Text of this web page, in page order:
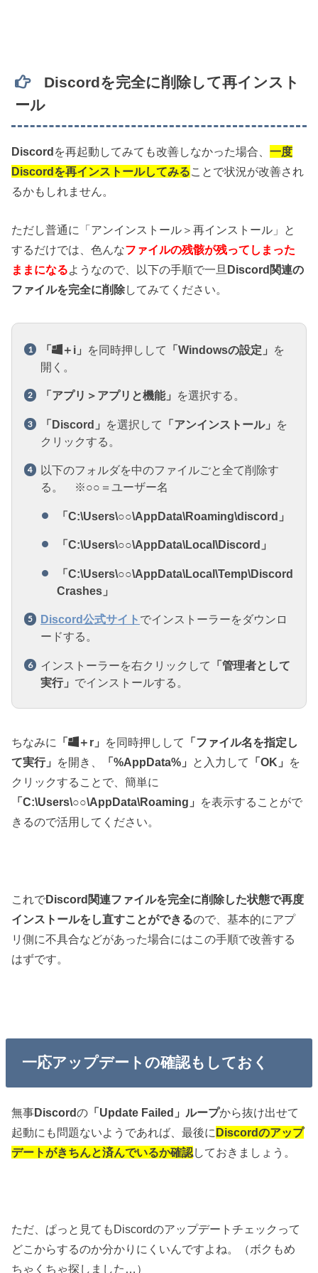
Discordを完全に削除して再インスト
ール
Discordを再起動してみても改善しなかった場合、一度
Discordを再インストールしてみることで状況が改善され
るかもしれません。
ただし普通に「アンインストール＞再インストール」と
するだけでは、色んなファイルの残骸が残ってしまった
ままになるようなので、以下の手順で一旦 Discord関連の
ファイルを完全に削除してみてください。
「 ＋i」 を同時押しして 「Windowsの設定」
を
開く。
「アプリ＞アプリと機能」 を選択する。
「Discord」 を選択して 「アンインストール」
を
クリックする。
以下のフォルダを中のファイルごと全て削除す
る。 ※○○＝ユーザー名
「C:\Users\○○\AppData\Roaming\discord」
「C:\Users\○○\AppData\Local\Discord」
「C:\Users\○○\AppData\Local\Temp\Discord
Crashes」
Discord公式サイト でインストーラーをダウンロ
ードする。
インストーラーを右クリックして
「管理者として
実行」 でインストールする。
ちなみに 「 ＋r」 を同時押しして
「ファイル名を指定し
て実行」 を開き、 「%AppData%」 と入力して 「OK」 を
クリックすることで、簡単に
「C:\Users\○○\AppData\Roaming」 を表示することがで
きるので活用してください。
これでDiscord関連ファイルを完全に削除した状態で再度
インストールをし直すことができるので、基本的にアプ
リ側に不具合などがあった場合にはこの手順で改善する
はずです。
一応アップデートの確認もしておく
無事Discordの 「Update Failed」ループから抜け出せて
起動にも問題ないようであれば、最後にDiscordのアップ
デートがきちんと済んでいるか確認しておきましょう。
ただ、ぱっと見てもDiscordのアップデートチェックって
どこからするのか分かりにくいんですよね。（ボクもめ
ちゃくちゃ探しました…）